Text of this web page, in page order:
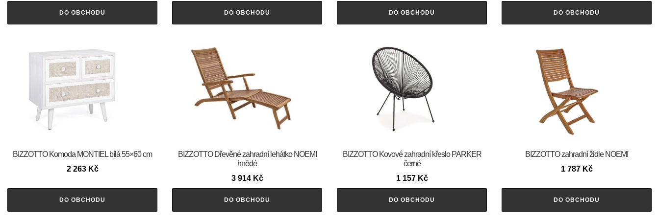
DO OBCHODU DO OBCHODU DO OBCHODU DO OBCHODU
BIZZOTTO Komoda MONTIEL bílá 55×60 cm
2 263 Kč
DO OBCHODU
BIZZOTTO Dřevěné zahradní lehátko NOEMI
hnědé
3 914 Kč
DO OBCHODU
BIZZOTTO Kovové zahradní křeslo PARKER
černé
1 157 Kč
DO OBCHODU
BIZZOTTO zahradní židle NOEMI
1 787 Kč
DO OBCHODU